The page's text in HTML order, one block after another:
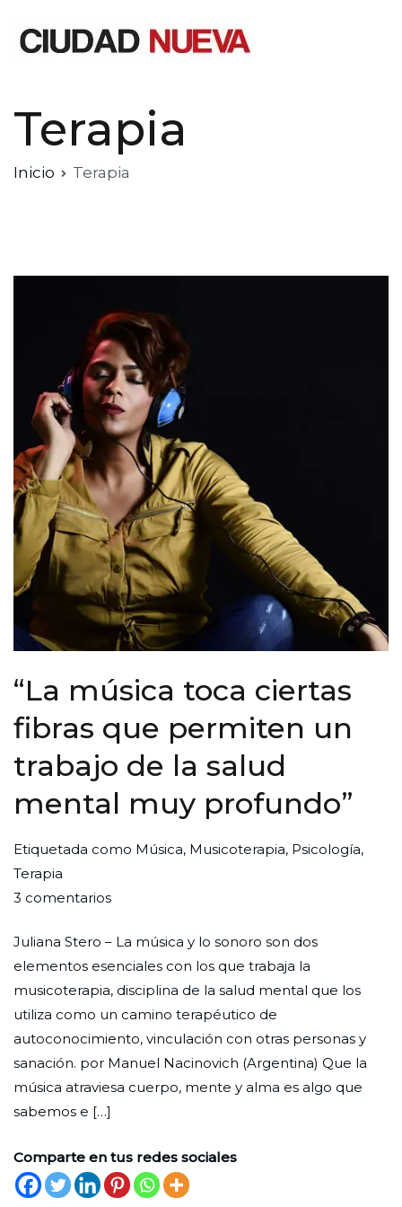
Terapia
Inicio Terapia
“La música toca ciertas
fibras que permiten un
trabajo de la salud
mental muy profundo”
Por
Redaccion
Ciudad
Publicada
el
24
febrero
de
2023
Publicada
en
Entrevista
Etiquetada como Música, Musicoterapia, Psicología,
Terapia
3 comentariosen
música
toca
ciertas
fibras
que
permiten
un
la
salud
Juliana Stero – La música y lo sonoro son dos
elementos esenciales con los que trabaja la
musicoterapia, disciplina de la salud mental que los
utiliza como un camino terapéutico de
autoconocimiento, vinculación con otras personas y
sanación. por Manuel Nacinovich (Argentina) Que la
música atraviesa cuerpo, mente y alma es algo que
sabemos e […]
Comparte en tus redes sociales